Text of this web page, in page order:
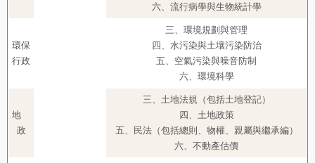
六、流行病學與生物統計學
環保
行政
三、環境規劃與管理
四、水污染與土壤污染防治
五、空氣污染與噪音防制
六、環境科學
地
政
三、土地法規（包括土地登記）
四、土地政策
五、民法（包括總則、物權、親屬與繼承編）
六、不動產估價